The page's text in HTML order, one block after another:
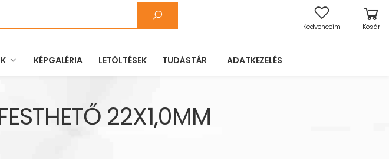
Kedvenceim Kosár
KÉPGALÉRIA LETÖLTÉSEK TUDÁSTÁR ADATKEZELÉS
22X1,0MM